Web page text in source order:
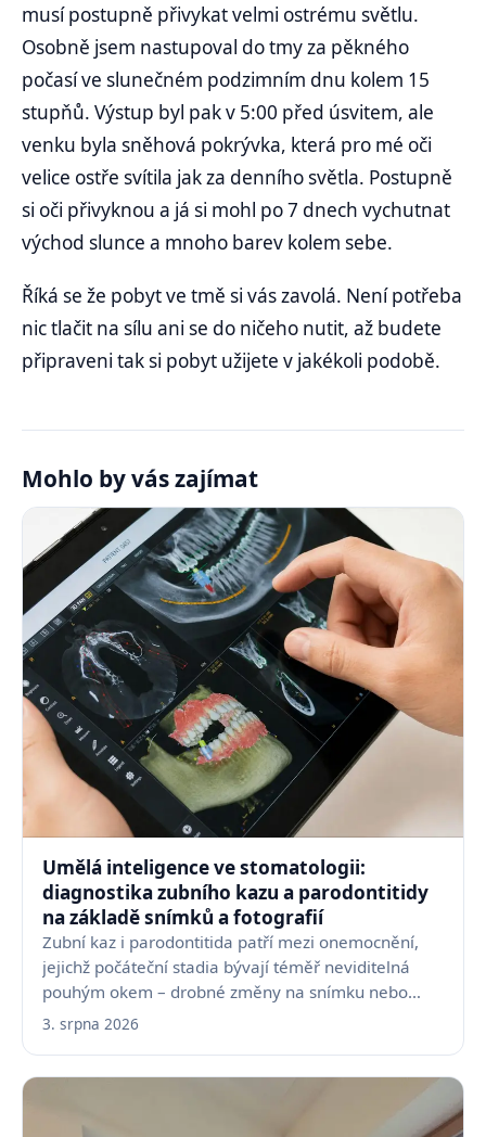
musí postupně přivykat velmi ostrému světlu.
Osobně jsem nastupoval do tmy za pěkného
počasí ve slunečném podzimním dnu kolem 15
stupňů. Výstup byl pak v 5:00 před úsvitem, ale
venku byla sněhová pokrývka, která pro mé oči
velice ostře svítila jak za denního světla. Postupně
si oči přivyknou a já si mohl po 7 dnech vychutnat
východ slunce a mnoho barev kolem sebe.
Říká se že pobyt ve tmě si vás zavolá. Není potřeba
nic tlačit na sílu ani se do ničeho nutit, až budete
připraveni tak si pobyt užijete v jakékoli podobě.
Mohlo by vás zajímat
Umělá inteligence ve stomatologii:
diagnostika zubního kazu a parodontitidy
na základě snímků a fotografií
Zubní kaz i parodontitida patří mezi onemocnění,
jejichž počáteční stadia bývají téměř neviditelná
pouhým okem – drobné změny na snímku nebo
fotografii…
3. srpna 2026